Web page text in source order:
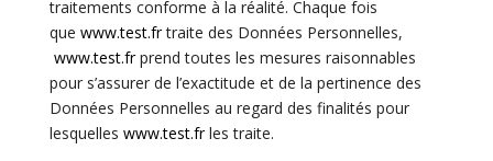
traitements conforme à la réalité. Chaque fois
que www.test.frtraite des Données Personnelles,
www.test.frprend toutes les mesures raisonnables
pour s’assurer de l’exactitude et de la pertinence des
Données Personnelles au regard des finalités pour
lesquelles www.test.fr les traite.